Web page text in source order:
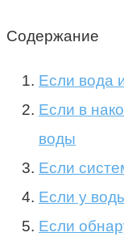
Содержание
Если вода
Если в
воды
Если
Если у
Если